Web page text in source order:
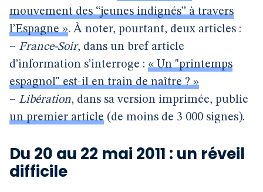
mouvement des “jeunes indignés” à travers
l’Espagne ». À noter, pourtant, deux articles :
– France-Soir, dans un bref article
d’information s’interroge : « Un "printemps
espagnol" est-il en train de naître ? »
– Libération, dans sa version imprimée, publie
un premier article (de moins de 3 000 signes).
Du 20 au 22 mai 2011 : un réveil
difficile